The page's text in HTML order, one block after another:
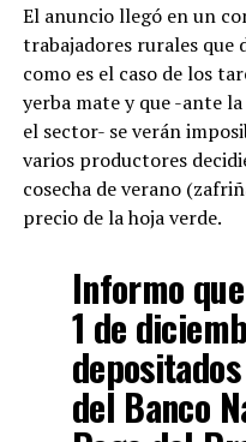
El anuncio llegó en un
trabajadores rurales que
como es el caso de los
yerba mate y que -ante la
el sector- se verán
varios productores
cosecha de verano
precio de la hoja verde.
Informo
1 de
del Banco